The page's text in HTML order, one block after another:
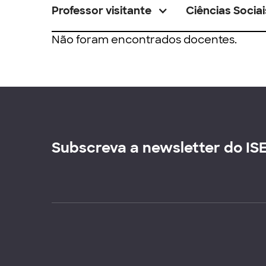
Professor visitante Ciências
Não foram encontrados docentes.
Subscreva a newsletter do